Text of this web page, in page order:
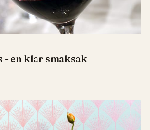
- en klar smaksak